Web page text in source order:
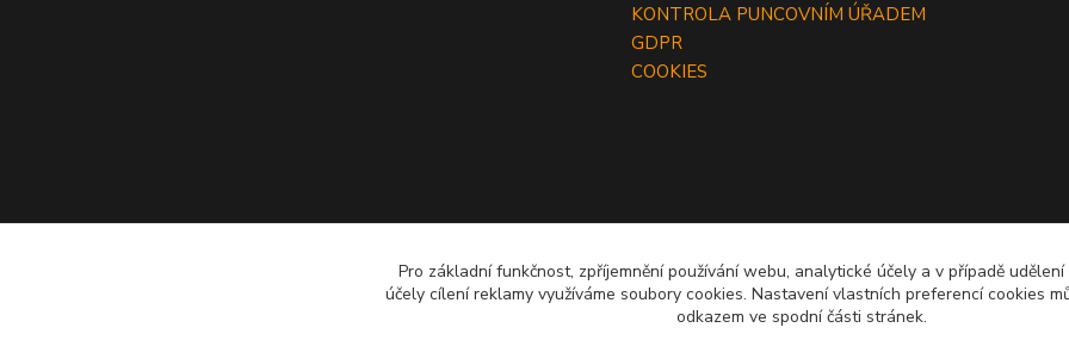
KONTROLA PUNCOVNÍM ÚŘADEM
GDPR
COOKIES
Pro základní funkčnost, zpříjemnění používání webu, analytické účely a v případě
účely cílení reklamy využíváme soubory cookies. Nastavení vlastních preferencí cookies
odkazem ve spodní části stránek.